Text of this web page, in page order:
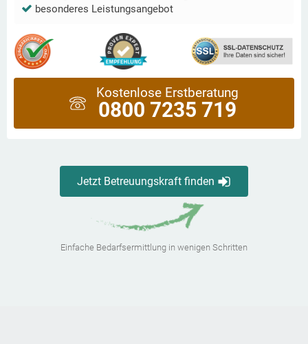
besonderes Leistungsangebot
Kostenlose Erstberatung
0800 7235 719
Jetzt Betreuungskraft finden
Einfache Bedarfsermittlung in wenigen Schritten